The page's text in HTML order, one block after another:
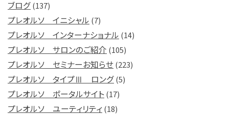
ブログ(137)
プレオルソ イニシャル (7)
プレオルソ インターナショナル (14)
プレオルソ サロンのご紹介 (105)
プレオルソ セミナーお知らせ(223)
プレオルソ タイプⅢ ロング(5)
プレオルソ ポータルサイト(17)
プレオルソ ユーティリティ(18)